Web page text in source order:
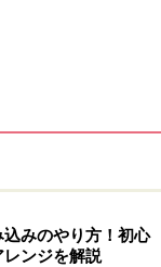
みのやり方！初心
ンジを解説